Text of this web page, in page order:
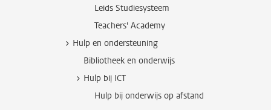
Leids Studiesysteem
Teachers' Academy
Hulp en ondersteuning
Bibliotheek en onderwijs
Hulp bij ICT
Hulp bij onderwijs op afstand